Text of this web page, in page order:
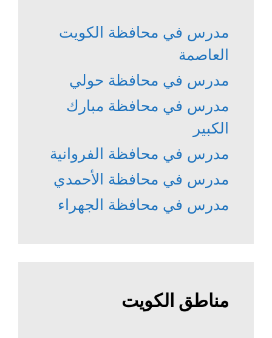
مدرس في محافظة الكويت
العاصمة
مدرس في محافظة حولي
مدرس في محافظة مبارك
الكبير
مدرس في محافظة الفروانية
مدرس في محافظة الأحمدي
مدرس في محافظة الجهراء
مناطق الكويت